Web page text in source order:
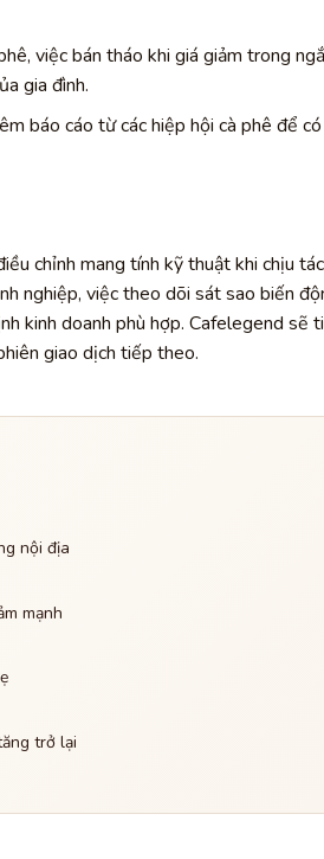
việc bán tháo khi giá giảm trong
gia đình.
báo cáo từ các hiệp hội cà phê để có
chỉnh mang tính kỹ thuật khi chịu tác
nghiệp, việc theo dõi sát sao biến
kinh doanh phù hợp. Cafelegend sẽ
giao dịch tiếp theo.
nội địa
mạnh
trở lại